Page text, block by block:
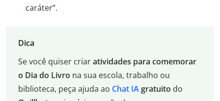
caráter”.
Dica
Se você quiser criaratividades para comemorar
o Dia do Livro na sua escola, trabalho ou
biblioteca, peça ajuda ao Chat IAgratuito do